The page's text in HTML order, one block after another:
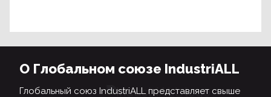
О Глобальном союзе IndustriALL
Глобальный союз IndustriALL представляет свыше